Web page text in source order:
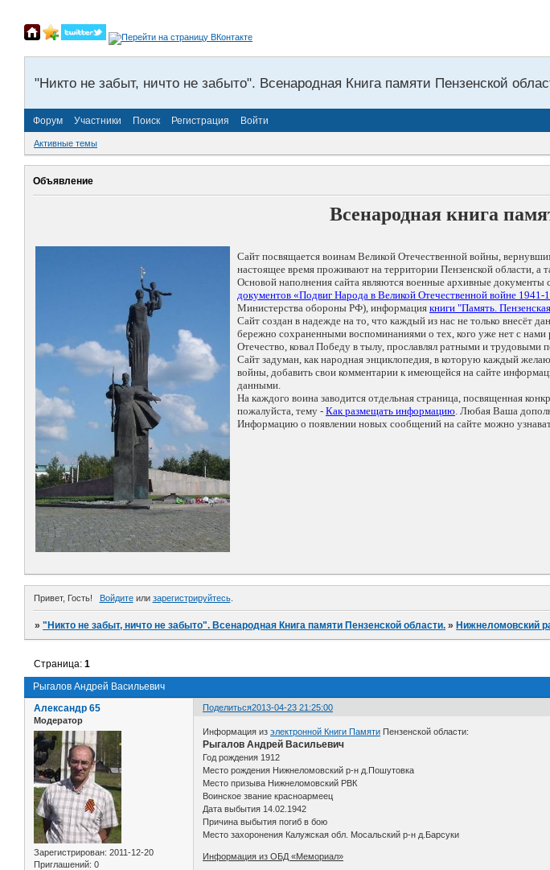
"Никто не забыт, ничто не забыто". Всенародная Книга памяти Пензенской
Форум Участники Поиск Регистрация Войти
Активные темы
Объявление
Всенародная книга
Сайт посвящается воинам Великой Отечественной войны,
настоящее время проживают на территории Пензенской области,
Основой наполнения сайта являются военные архивные документы
документов «Подвиг Народа в Великой Отечественной войне 1941-
Министерства обороны РФ), информация книги "Память.
Сайт создан в надежде на то, что каждый из нас не только
бережно сохраненными воспоминаниями о тех, кого уже нет с
Отечество, ковал Победу в тылу, прославлял ратными и трудовыми
Сайт задуман, как народная энциклопедия, в которую каждый
войны, добавить свои комментарии к имеющейся на сайте
данными.
На каждого воина заводится отдельная страница, посвященная
пожалуйста, тему - Как размещать информацию. Любая Ваша
Информацию о появлении новых сообщений на сайте можно
Привет, Гость! Войдитеили зарегистрируйтесь.
»"Никто не забыт, ничто не забыто". Всенародная Книга памяти Пензенской области. » Нижнеломовский
Рыгалов Андрей Васильевич
Страница:1
Поделиться2013-04-23 21:25:00
Александр 65
Модератор
Зарегистрирован: 2011-12-20
Приглашений: 0
Информация изэлектронной Книги Памяти Пензенской области:
Рыгалов Андрей Васильевич
Год рождения 1912
Место рождения Нижнеломовский р-н д.Пошутовка
Место призыва Нижнеломовский РВК
Воинское звание красноармеец
Дата выбытия 14.02.1942
Причина выбытия погиб в бою
Место захоронения Калужская обл. Мосальский р-н д.Барсуки
Информация из ОБД «Мемориал»